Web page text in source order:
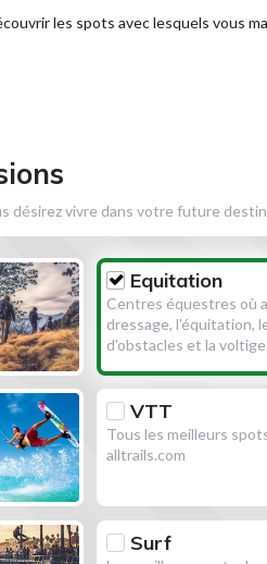
les spots avec lesquels vous
désirez vivre dans votre future
Equitation
Centres équestres où
dressage, l'équitation,
d'obstacles et la voltige
VTT
Tous les meilleurs
alltrails.com
Surf